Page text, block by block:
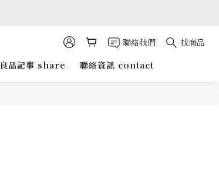
聯絡我們
找商品
良品記事 share 聯絡資訊 contact